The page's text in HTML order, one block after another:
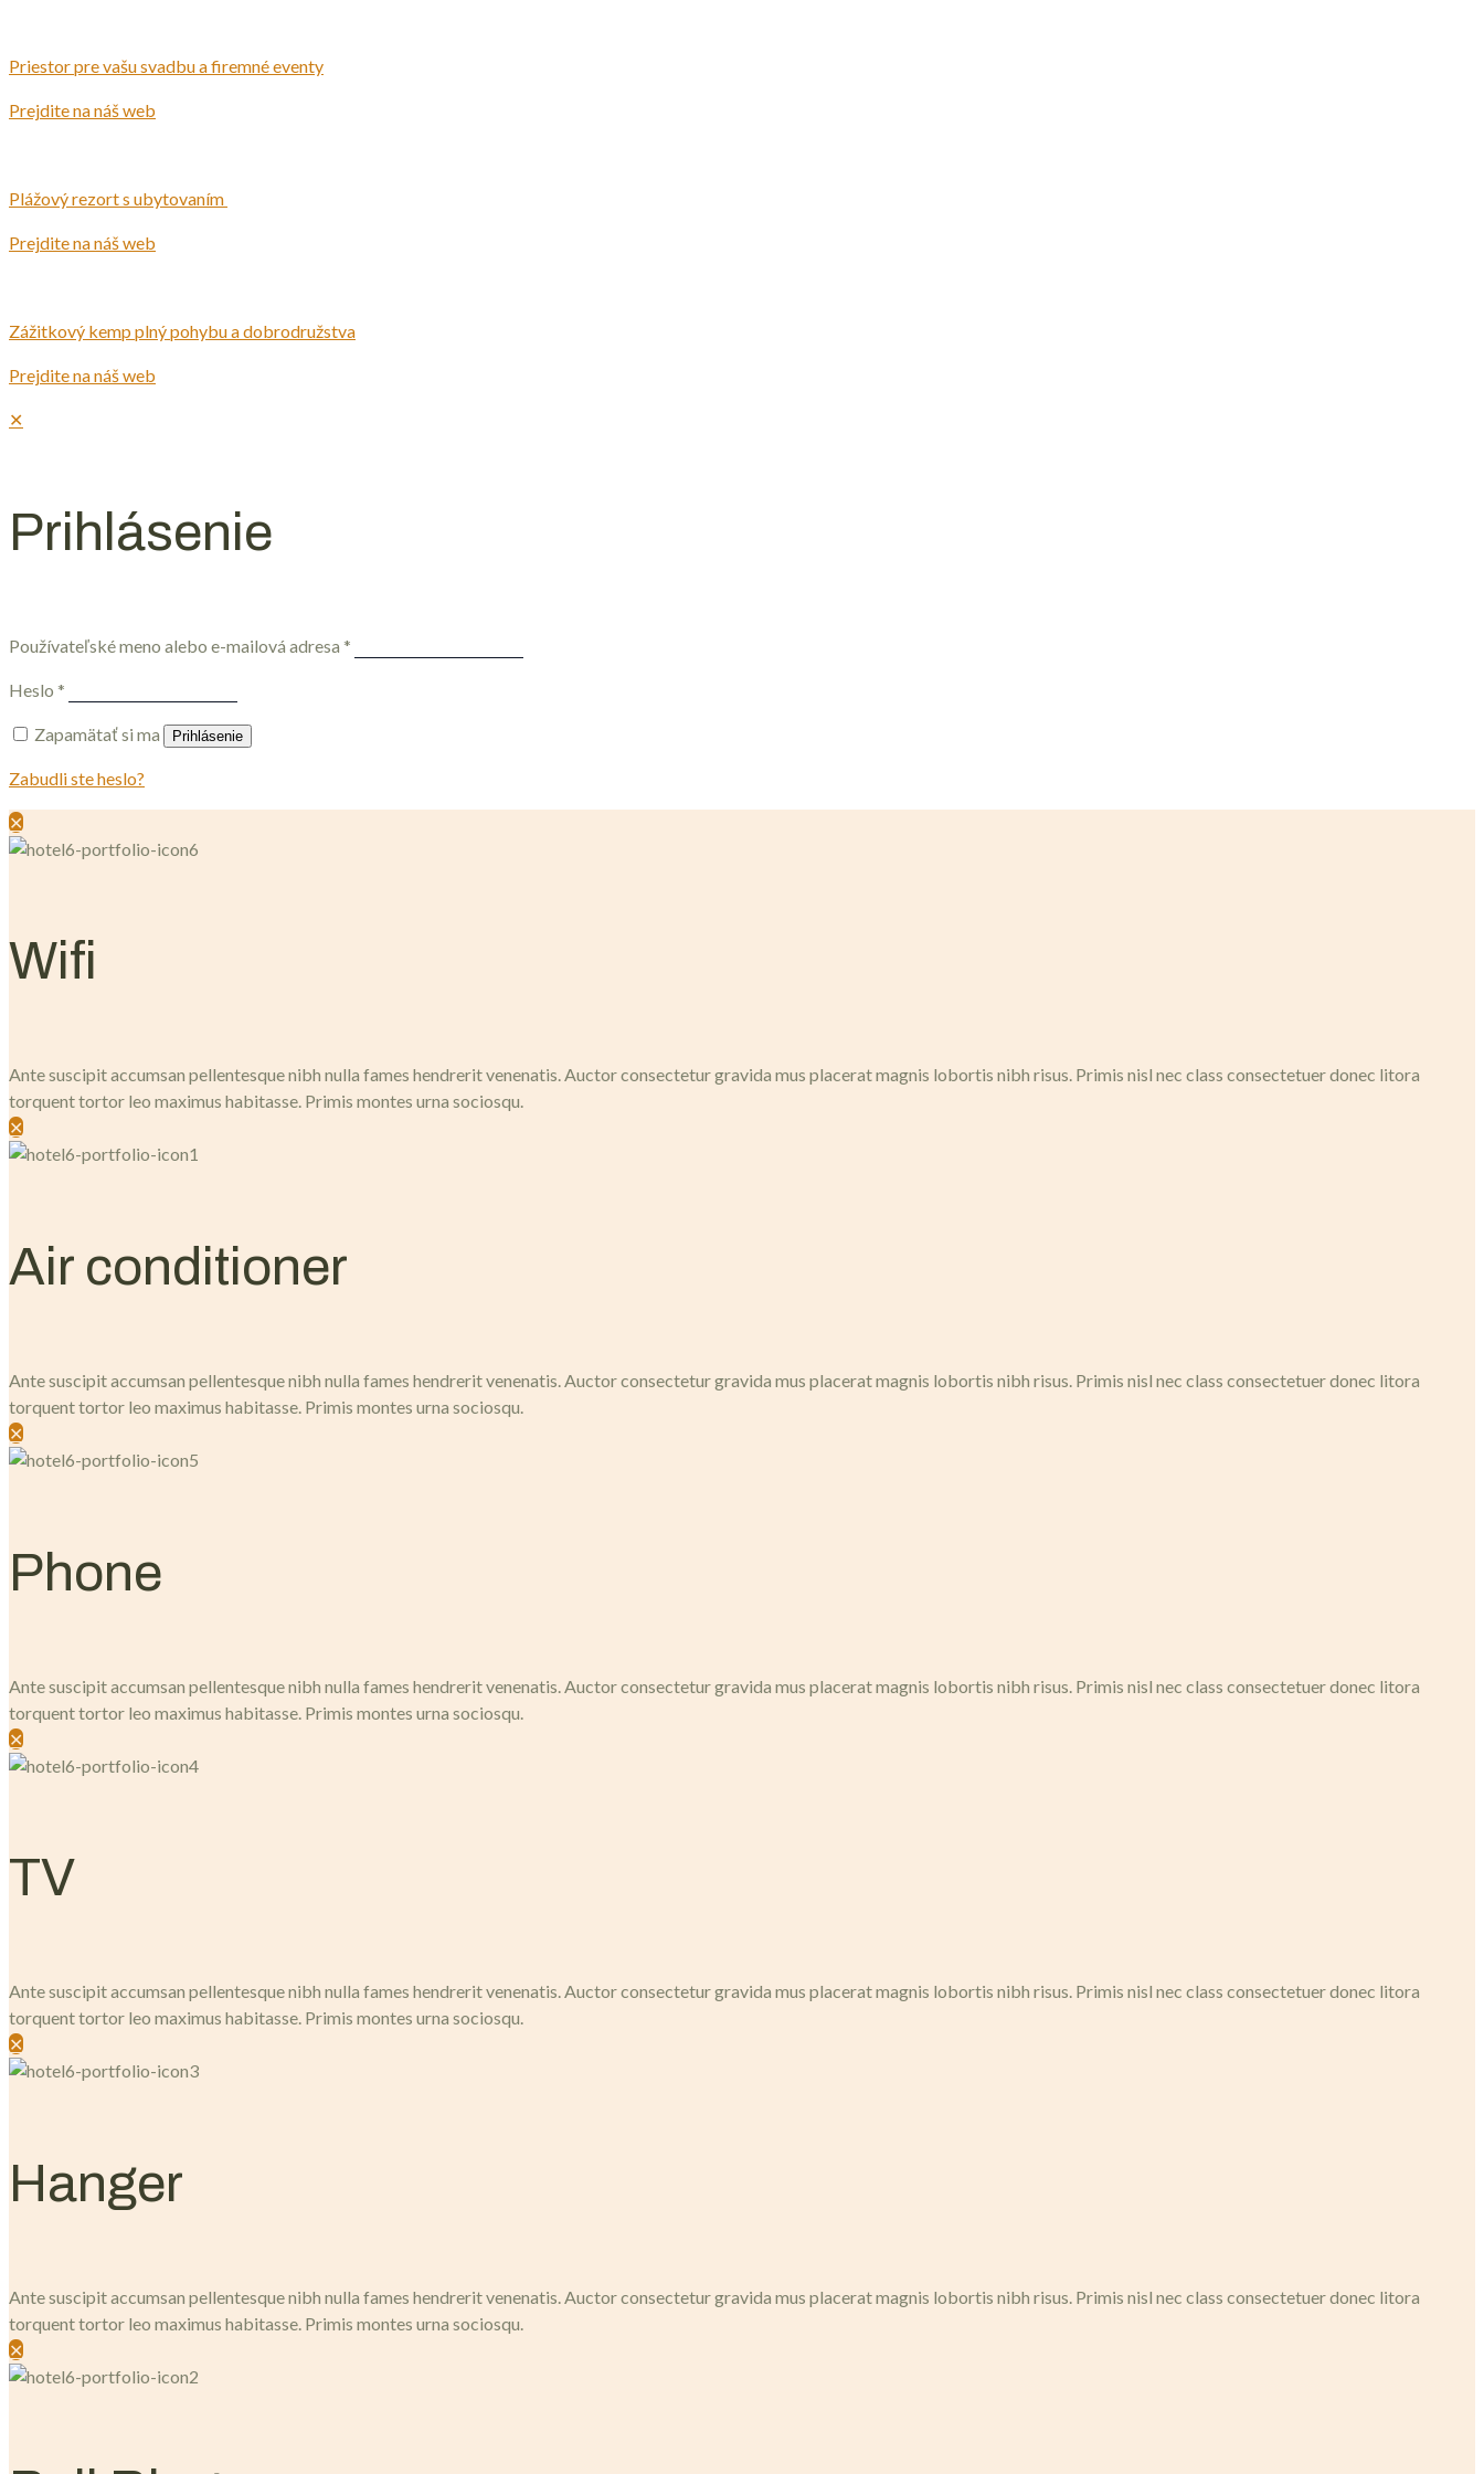
Priestor pre vašu svadbu a firemné eventy
Prejdite na náš web
Plážový rezort s ubytovaním
Prejdite na náš web
Zážitkový kemp plný pohybu a dobrodružstva
Prejdite na náš web
✕
Prihlásenie
Používateľské meno alebo e-mailová adresa *
Heslo *
Zapamätať si ma Prihlásenie
Zabudli ste heslo?
✕
Wifi
Ante suscipit accumsan pellentesque nibh nulla fames hendrerit venenatis. Auctor consectetur gravida mus placerat magnis lobortis nibh risus. Primis nisl nec class consectetuer donec litora
torquent tortor leo maximus habitasse. Primis montes urna sociosqu.
✕
Air conditioner
Ante suscipit accumsan pellentesque nibh nulla fames hendrerit venenatis. Auctor consectetur gravida mus placerat magnis lobortis nibh risus. Primis nisl nec class consectetuer donec litora
torquent tortor leo maximus habitasse. Primis montes urna sociosqu.
✕
Phone
Ante suscipit accumsan pellentesque nibh nulla fames hendrerit venenatis. Auctor consectetur gravida mus placerat magnis lobortis nibh risus. Primis nisl nec class consectetuer donec litora
torquent tortor leo maximus habitasse. Primis montes urna sociosqu.
✕
TV
Ante suscipit accumsan pellentesque nibh nulla fames hendrerit venenatis. Auctor consectetur gravida mus placerat magnis lobortis nibh risus. Primis nisl nec class consectetuer donec litora
torquent tortor leo maximus habitasse. Primis montes urna sociosqu.
✕
Hanger
Ante suscipit accumsan pellentesque nibh nulla fames hendrerit venenatis. Auctor consectetur gravida mus placerat magnis lobortis nibh risus. Primis nisl nec class consectetuer donec litora
torquent tortor leo maximus habitasse. Primis montes urna sociosqu.
✕